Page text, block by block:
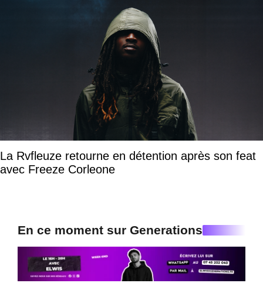
La Rvfleuze retourne en détention après son feat
avec Freeze Corleone
En ce moment sur Generations